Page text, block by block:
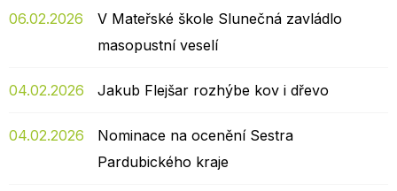
06.02.2026
V Mateřské škole Slunečná zavládlo
masopustní veselí
04.02.2026 Jakub Flejšar rozhýbe kov i dřevo
04.02.2026
Nominace na ocenění Sestra
Pardubického kraje